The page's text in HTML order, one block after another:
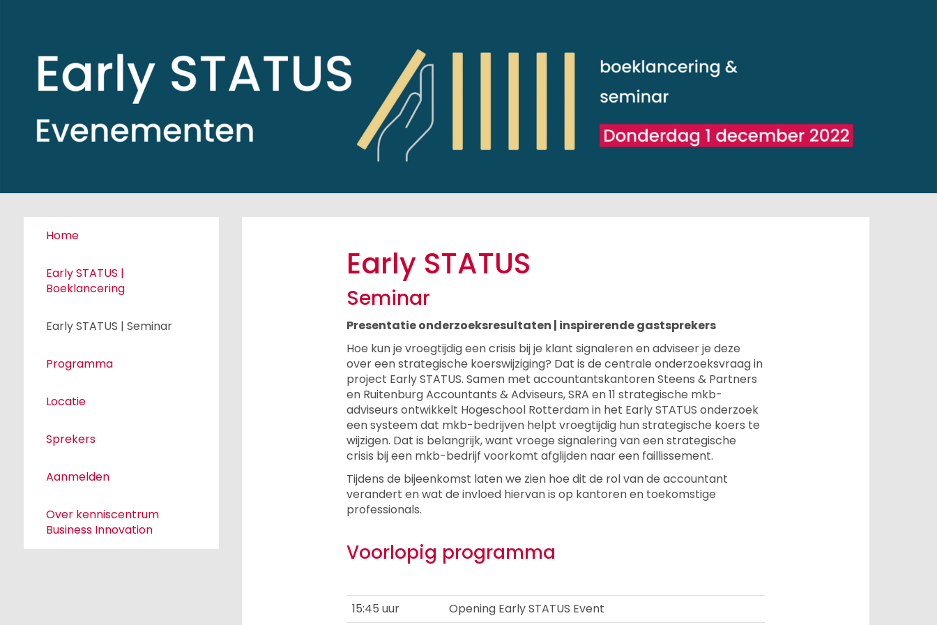
Home
Early STATUS |
Boeklancering
Early STATUS | Seminar
Programma
Locatie
Sprekers
Aanmelden
Over kenniscentrum
Business Innovation
Early STATUS
Seminar
Presentatie onderzoeksresultaten | inspirerende gastsprekers
Hoe kun je vroegtijdig een crisis bij je klant signaleren en adviseer je deze
over een strategische koerswijziging? Dat is de centrale onderzoeksvraag in
project Early STATUS. Samen met accountantskantoren Steens & Partners
en Ruitenburg Accountants & Adviseurs, SRA en 11 strategische mkb-
adviseurs ontwikkelt Hogeschool Rotterdam in het Early STATUS onderzoek
een systeem dat mkb-bedrijven helpt vroegtijdig hun strategische koers te
wijzigen. Dat is belangrijk, want vroege signalering van een strategische
crisis bij een mkb-bedrijf voorkomt afglijden naar een faillissement.
Tijdens de bijeenkomst laten we zien hoe dit de rol van de accountant
verandert en wat de invloed hiervan is op kantoren en toekomstige
professionals.
Voorlopig programma
15:45 uur Opening Early STATUS Event